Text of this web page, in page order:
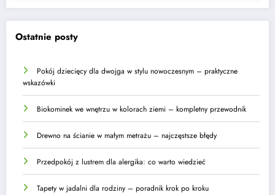
Ostatnie posty
Pokój dziecięcy dla dwojga w stylu nowoczesnym – praktyczne
wskazówki
Biokominek we wnętrzu w kolorach ziemi – kompletny przewodnik
Drewno na ścianie w małym metrażu – najczęstsze błędy
Przedpokój z lustrem dla alergika: co warto wiedzieć
Tapety w jadalni dla rodziny – poradnik krok po kroku